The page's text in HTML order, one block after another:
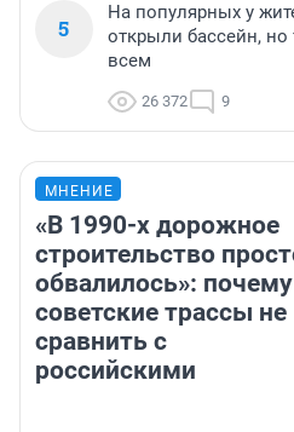
5
На популярных у
открыли бассейн,
всем
26 372 9
МНЕНИЕ
«В 1990-х дорожное
строительство
обвалилось»: почему
советские трассы не
сравнить с
российскими